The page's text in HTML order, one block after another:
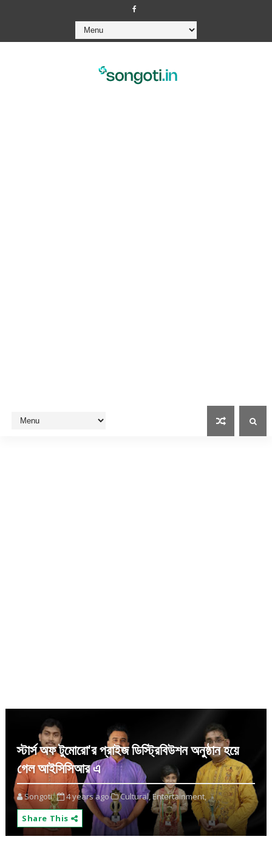
স্টার্স অফ টুমোরো'র প্রাইজ ডিস্ট্রিবিউশন অনুষ্ঠান হয়ে
গেল আইসিসিআর এ
Songoti 4 years ago Cultural,Entertainment,
Share This